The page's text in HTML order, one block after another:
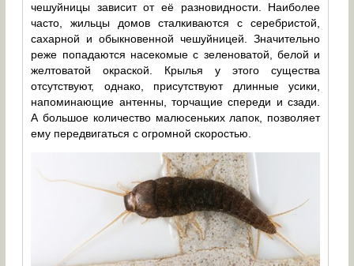
чешуйницы зависит от её разновидности. Наиболее
часто, жильцы домов сталкиваются с серебристой,
сахарной и обыкновенной чешуйницей. Значительно
реже попадаются насекомые с зеленоватой, белой и
желтоватой окраской. Крылья у этого существа
отсутствуют, однако, присутствуют длинные усики,
напоминающие антенны, торчащие спереди и сзади.
А большое количество малюсеньких лапок, позволяет
ему передвигаться с огромной скоростью.